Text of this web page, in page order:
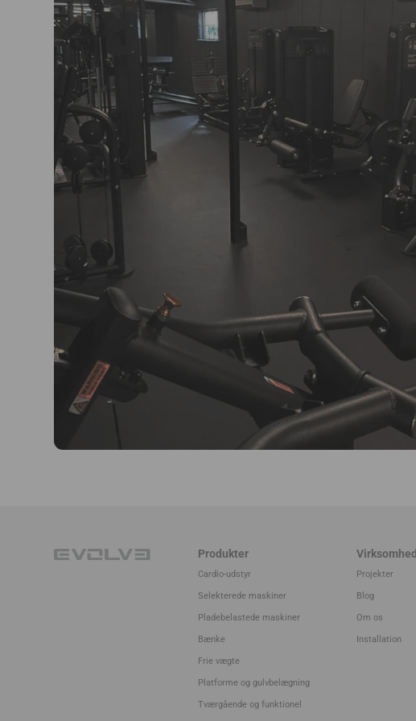
Produkter
Cardio-udstyr
Selekterede maskiner
Pladebelastede maskiner
Bænke
Frie vægte
Platforme og gulvbelægning
Tværgående og funktionel
Virksomhed
Projekter
Blog
Om os
Installation